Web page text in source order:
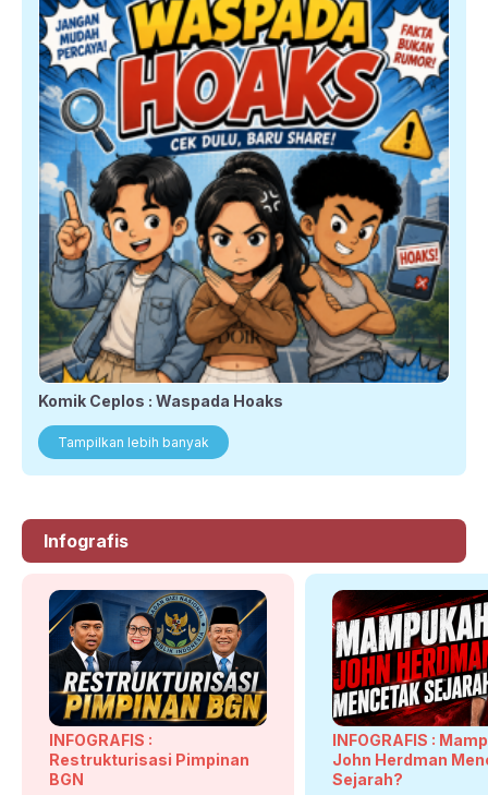
Komik Ceplos : Waspada Hoaks
Tampilkan lebih banyak
Infografis
INFOGRAFIS :
Restrukturisasi Pimpinan
BGN
INFOGRAFIS :
John Herdman
Sejarah?